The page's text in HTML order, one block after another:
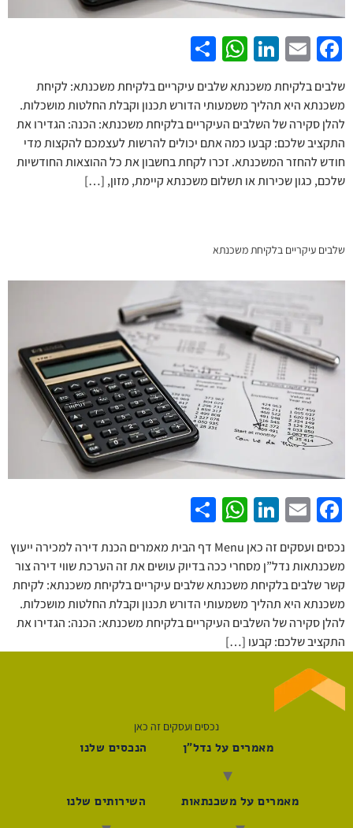
Facebook
Email
LinkedIn
WhatsApp
שלבים בלקיחת משכנתא שלבים עיקריים בלקיחת משכנתא: לקיחת
משכנתא היא תהליך משמעותי הדורש תכנון וקבלת החלטות מושכלות.
להלן סקירה של השלבים העיקריים בלקיחת משכנתא: הכנה: הגדירו את
התקציב שלכם: קבעו כמה אתם יכולים להרשות לעצמכם להקצות מדי
חודש להחזר המשכנתא. זכרו לקחת בחשבון את כל ההוצאות החודשיות
שלכם, כגון שכירות או תשלום משכנתא קיימת, מזון, […]
שלבים עיקריים בלקיחת משכנתא
Facebook
Email
LinkedIn
WhatsApp
נכסים ועסקים זה כאן Menu דף הבית מאמרים הכנת דירה למכירה ייעוץ
משכנתאות נדל”ן מסחרי ככה בדיוק עושים את זה הערכת שווי דירה צור
קשר שלבים בלקיחת משכנתא שלבים עיקריים בלקיחת משכנתא: לקיחת
משכנתא היא תהליך משמעותי הדורש תכנון וקבלת החלטות מושכלות.
להלן סקירה של השלבים העיקריים בלקיחת משכנתא: הכנה: הגדירו את
התקציב שלכם: קבעו […]
נכסים ועסקים זה כאן
מאמרים על נדל"ן הנכסים שלנו
מאמרים על משכנתאות השירותים שלנו